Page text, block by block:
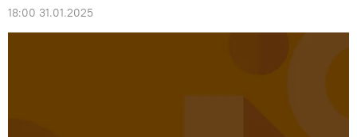
18:00 31.01.2025